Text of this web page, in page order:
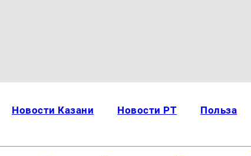
Новости Казани Новости РТ Польза